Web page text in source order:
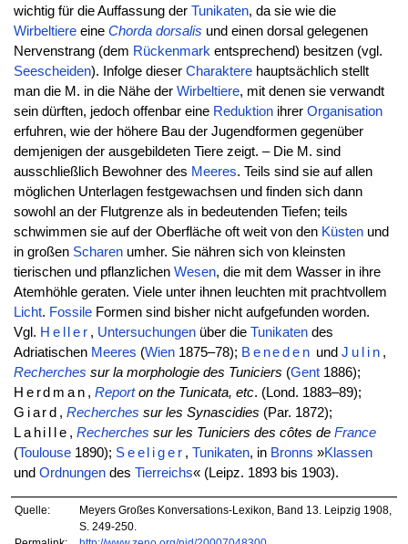
wichtig für die Auffassung der Tunikaten, da sie wie die
Wirbeltiereeine Chorda dorsalis und einen dorsal gelegenen
Nervenstrang (dem Rückenmarkentsprechend) besitzen (vgl.
Seescheiden). Infolge dieser Charakterehauptsächlich stellt
man die M. in die Nähe der Wirbeltiere, mit denen sie verwandt
sein dürften, jedoch offenbar eine Reduktionihrer Organisation
erfuhren, wie der höhere Bau der Jugendformen gegenüber
demjenigen der ausgebildeten Tiere zeigt. – Die M. sind
ausschließlich Bewohner des Meeres. Teils sind sie auf allen
möglichen Unterlagen festgewachsen und finden sich dann
sowohl an der Flutgrenze als in bedeutenden Tiefen; teils
schwimmen sie auf der Oberfläche oft weit von den Küstenund
in großen Scharenumher. Sie nähren sich von kleinsten
tierischen und pflanzlichen Wesen, die mit dem Wasser in ihre
Atemhöhle geraten. Viele unter ihnen leuchten mit prachtvollem
Licht. FossileFormen sind bisher nicht aufgefunden worden.
Vgl. Heller , Untersuchungen über dieTunikaten des
Adriatischen Meeres (Wien1875–78); Beneden undJulin ,
Recherches sur la morphologie des Tuniciers (Gent1886);
Herdman ,Reporton the Tunicata, etc. (Lond. 1883–89);
Giard ,Recherches sur les Synascidies (Par. 1872);
Lahille ,Recherches sur les Tuniciers des côtes deFrance
(Toulouse1890); Seeliger ,Tunikaten, in Bronns »Klassen
und Ordnungendes Tierreichs« (Leipz. 1893 bis 1903).
Quelle:
Meyers Großes Konversations-Lexikon, Band 13. Leipzig 1908,
S. 249-250.